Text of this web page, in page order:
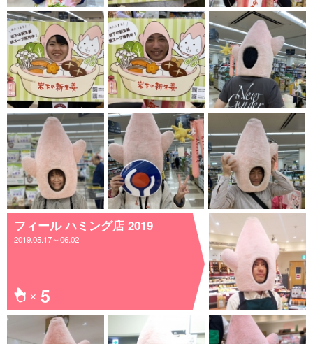
フィール ハミング店 2019
2019.05.17～06.02
5